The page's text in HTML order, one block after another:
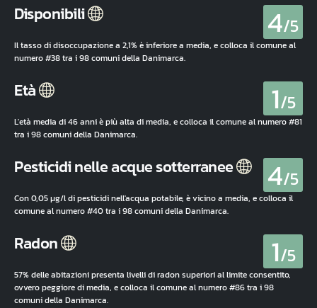
Disponibili 4/5
Il tasso di disoccupazione a 2,1% è inferiore a media, e colloca il comune al
numero #38 tra i 98 comuni della Danimarca.
Età 1/5
L'età media di 46 anni è più alta di media, e colloca il comune al numero #81
tra i 98 comuni della Danimarca.
Pesticidi nelle acque sotterranee 4/5
Con 0,05 µg/l di pesticidi nell'acqua potabile, è vicino a media, e colloca il
comune al numero #40 tra i 98 comuni della Danimarca.
Radon 1/5
57% delle abitazioni presenta livelli di radon superiori al limite consentito,
ovvero peggiore di media, e colloca il comune al numero #86 tra i 98
comuni della Danimarca.